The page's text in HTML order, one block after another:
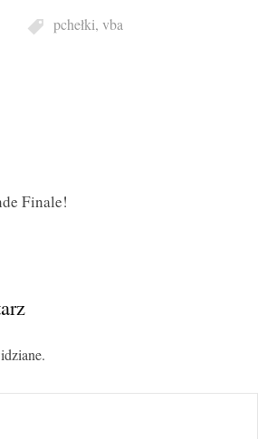
pchełki, vba
Finale!